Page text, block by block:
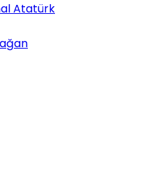
Atatürk